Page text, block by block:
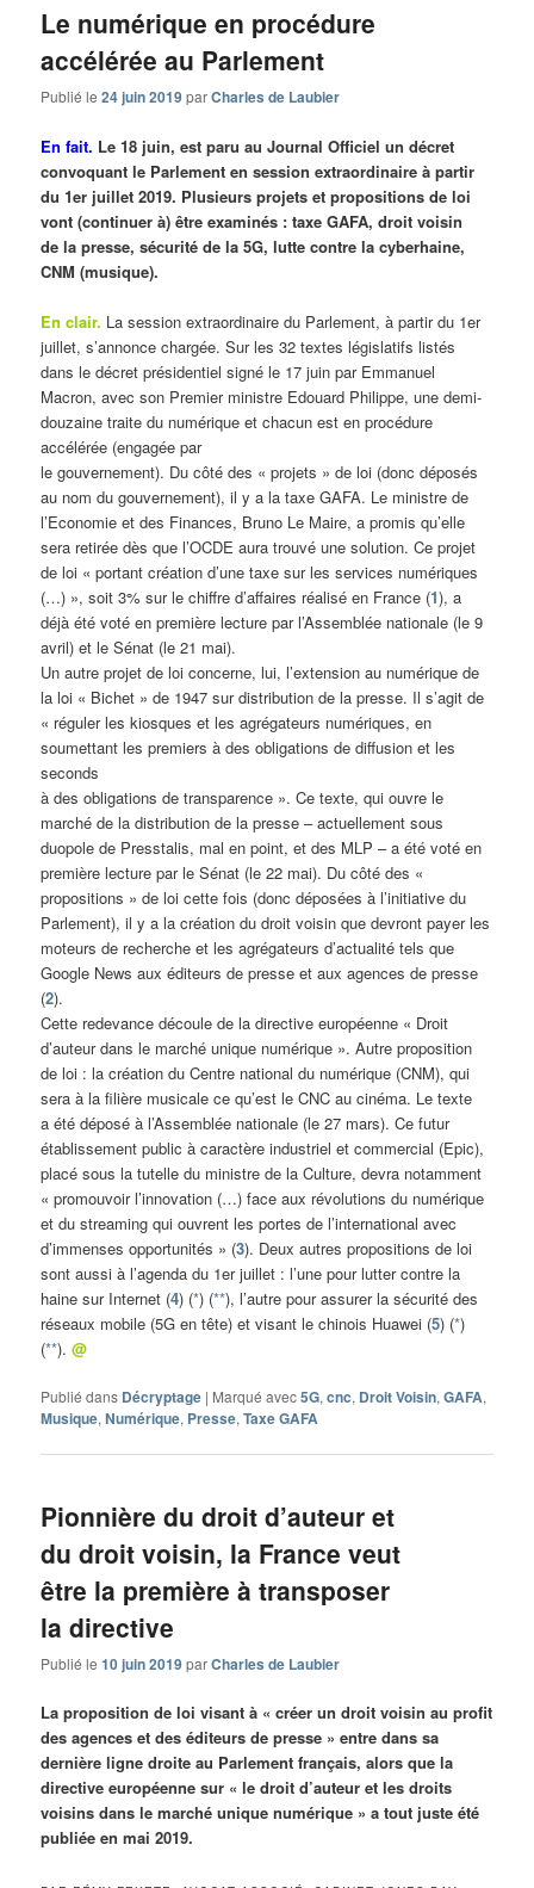
Le numérique en procédure
accélérée au Parlement
Publié le24 juin 2019parCharles de Laubier
En fait. Le 18 juin, est paru au Journal Officiel un décret
convoquant le Parlement en session extraordinaire à partir
du 1er juillet 2019. Plusieurs projets et propositions de loi
vont (continuer à) être examinés : taxe GAFA, droit voisin
de la presse, sécurité de la 5G, lutte contre la cyberhaine,
CNM (musique).
En clair. La session extraordinaire du Parlement, à partir du 1er
juillet, s’annonce chargée. Sur les 32 textes législatifs listés
dans le décret présidentiel signé le 17 juin par Emmanuel
Macron, avec son Premier ministre Edouard Philippe, une demi-
douzaine traite du numérique et chacun est en procédure
accélérée (engagée par
le gouvernement). Du côté des « projets » de loi (donc déposés
au nom du gouvernement), il y a la taxe GAFA. Le ministre de
l’Economie et des Finances, Bruno Le Maire, a promis qu’elle
sera retirée dès que l’OCDE aura trouvé une solution. Ce projet
de loi « portant création d’une taxe sur les services numériques
(…) », soit 3% sur le chiffre d’affaires réalisé en France (1), a
déjà été voté en première lecture par l’Assemblée nationale (le 9
avril) et le Sénat (le 21 mai).
Un autre projet de loi concerne, lui, l’extension au numérique de
la loi « Bichet » de 1947 sur distribution de la presse. Il s’agit de
« réguler les kiosques et les agrégateurs numériques, en
soumettant les premiers à des obligations de diffusion et les
seconds
à des obligations de transparence ». Ce texte, qui ouvre le
marché de la distribution de la presse – actuellement sous
duopole de Presstalis, mal en point, et des MLP – a été voté en
première lecture par le Sénat (le 22 mai). Du côté des «
propositions » de loi cette fois (donc déposées à l’initiative du
Parlement), il y a la création du droit voisin que devront payer les
moteurs de recherche et les agrégateurs d’actualité tels que
Google News aux éditeurs de presse et aux agences de presse
(2).
Cette redevance découle de la directive européenne « Droit
d’auteur dans le marché unique numérique ». Autre proposition
de loi : la création du Centre national du numérique (CNM), qui
sera à la filière musicale ce qu’est le CNC au cinéma. Le texte
a été déposé à l’Assemblée nationale (le 27 mars). Ce futur
établissement public à caractère industriel et commercial (Epic),
placé sous la tutelle du ministre de la Culture, devra notamment
« promouvoir l’innovation (…) face aux révolutions du numérique
et du streaming qui ouvrent les portes de l’international avec
d’immenses opportunités » (3). Deux autres propositions de loi
sont aussi à l’agenda du 1er juillet : l’une pour lutter contre la
haine sur Internet (4) (*) (**), l’autre pour assurer la sécurité des
réseaux mobile (5G en tête) et visant le chinois Huawei (5) (*)
(**).@
Publié dans Décryptage | Marqué avec5G,cnc, Droit Voisin,GAFA,
Musique,Numérique, Presse,Taxe GAFA
Pionnière du droit d’auteur et
du droit voisin, la France veut
être la première à transposer
la directive
Publié le10 juin 2019parCharles de Laubier
La proposition de loi visant à « créer un droit voisin au profit
des agences et des éditeurs de presse » entre dans sa
dernière ligne droite au Parlement français, alors que la
directive européenne sur « le droit d’auteur et les droits
voisins dans le marché unique numérique » a tout juste été
publiée en mai 2019.